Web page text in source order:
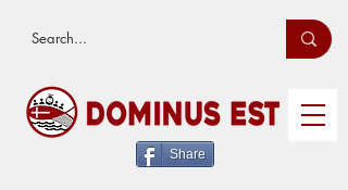
Share